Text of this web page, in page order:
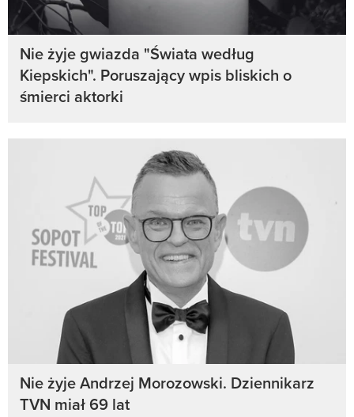
Nie żyje gwiazda "Świata według
Kiepskich". Poruszający wpis bliskich o
śmierci aktorki
Nie żyje Andrzej Morozowski. Dziennikarz
TVN miał 69 lat